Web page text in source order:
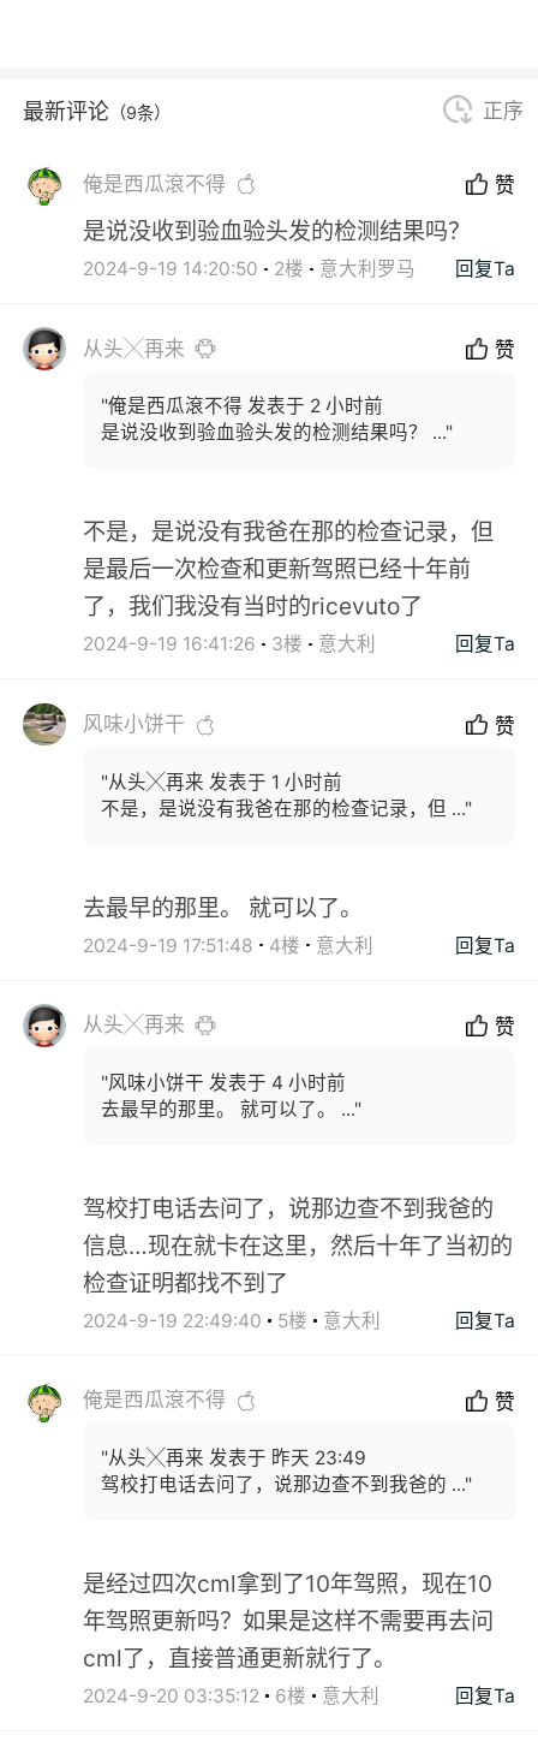
最新评论 （9条） 正序
俺是西瓜滾不得 赞
是说没收到验血验头发的检测结果吗？
2024-9-19 14:20:50 2楼 意大利罗马 回复Ta
从头╳再来 赞
"俺是西瓜滾不得 发表于 2 小时前
是说没收到验血验头发的检测结果吗？ ..."
不是，是说没有我爸在那的检查记录，但
是最后一次检查和更新驾照已经十年前
了，我们我没有当时的ricevuto了
2024-9-19 16:41:26 3楼 意大利 回复Ta
风味小饼干 赞
"从头╳再来 发表于 1 小时前
不是，是说没有我爸在那的检查记录，但 ..."
去最早的那里。 就可以了。
2024-9-19 17:51:48 4楼 意大利 回复Ta
从头╳再来 赞
"风味小饼干 发表于 4 小时前
去最早的那里。 就可以了。 ..."
驾校打电话去问了，说那边查不到我爸的
信息…现在就卡在这里，然后十年了当初的
检查证明都找不到了
2024-9-19 22:49:40 5楼 意大利 回复Ta
俺是西瓜滾不得 赞
"从头╳再来 发表于 昨天 23:49
驾校打电话去问了，说那边查不到我爸的 ..."
是经过四次cml拿到了10年驾照，现在10
年驾照更新吗？如果是这样不需要再去问
cml了，直接普通更新就行了。
2024-9-20 03:35:12 6楼 意大利 回复Ta